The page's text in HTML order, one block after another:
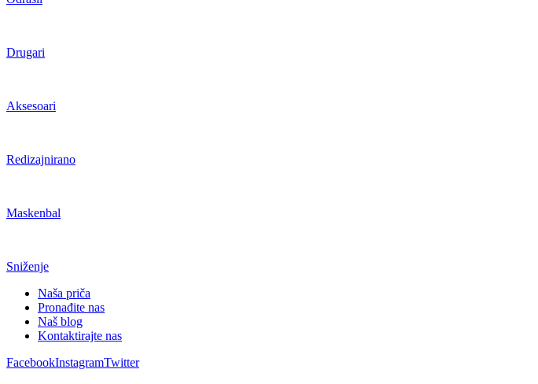
Drugari
Aksesoari
Redizajnirano
Maskenbal
Sniženje
Naša priča
Pronađite nas
Naš blog
Kontaktirajte nas
FacebookInstagramTwitter